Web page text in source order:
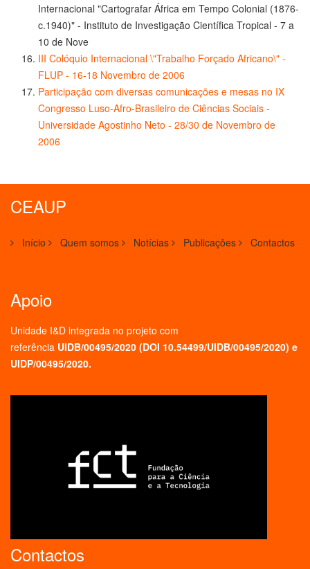
Internacional "Cartografar África em Tempo Colonial (1876-
c.1940)" - Instituto de Investigação Científica Tropical - 7 a
10 de Nove
III Colóquio Internacional \"Trabalho Forçado Africano\" -
FLUP - 16-18 Novembro de 2006
Participação com diversas comunicações e mesas no IX
Congresso Luso-Afro-Brasileiro de Ciências Sociais -
Universidade Agostinho Neto - 28/30 de Novembro de
2006
CEAUP
Início Quem somos Notícias Publicações Contactos
Apoio
Unidade I&D integrada no projeto com
referência UIDB/00495/2020 (DOI 10.54499/UIDB/00495/2020) e
UIDP/00495/2020.
Contactos